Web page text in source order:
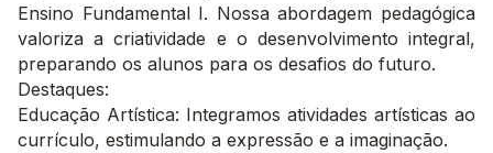
Ensino Fundamental I. Nossa abordagem pedagógica
valoriza a criatividade e o desenvolvimento integral,
preparando os alunos para os desafios do futuro.
Destaques:
Educação Artística: Integramos atividades artísticas ao
currículo, estimulando a expressão e a imaginação.